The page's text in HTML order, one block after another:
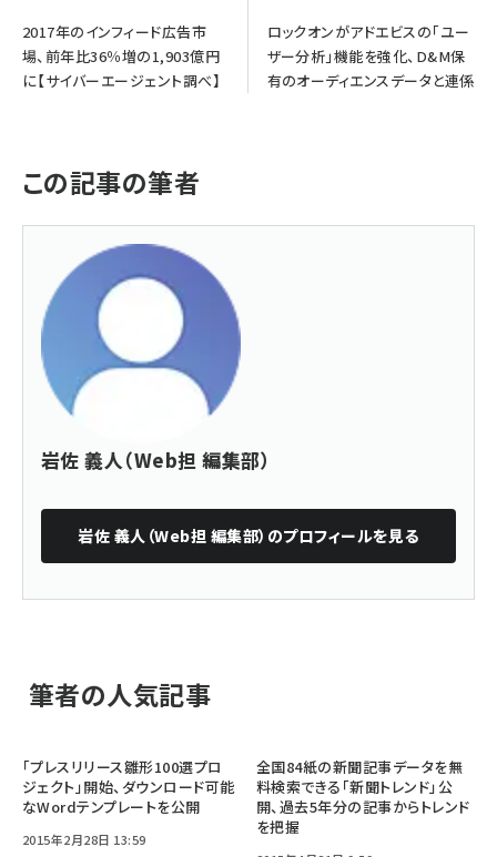
2017年のインフィード広告市
場、前年比36％増の1,903億円
に【サイバーエージェント調べ】
ロックオンがアドエビスの「ユー
ザー分析」機能を強化、D&M保
有のオーディエンスデータと連係
この記事の筆者
岩佐 義人（Web担 編集部）
岩佐 義人（Web担 編集部） のプロフィールを見る
筆者の人気記事
「プレスリリース雛形100選プロ
ジェクト」開始、ダウンロード可能
なWordテンプレートを公開
2015年2月28日 13:59
全国84紙の新聞記事データを無
料検索できる「新聞トレンド」公
開、過去5年分の記事からトレンド
を把握